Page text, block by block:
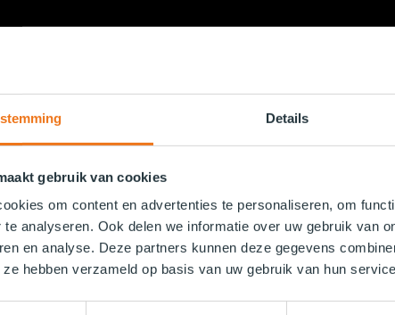
Details
gebruik van cookies
om content en advertenties te personaliseren, om
te analyseren. Ook delen we informatie over uw gebruik van
en analyse. Deze partners kunnen deze gegevens
hebben verzameld op basis van uw gebruik van hun